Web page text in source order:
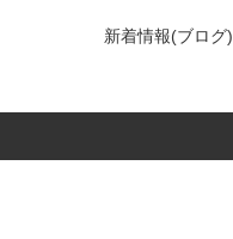
新着情報(ブログ)